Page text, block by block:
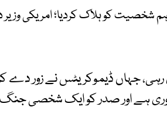
شخصیت کو ہلاک کردیا؛ امریکی وزیر
جہاں ڈیموکریٹس نے زور دے
ہے اور صدر کو ایک شخصی جنگ